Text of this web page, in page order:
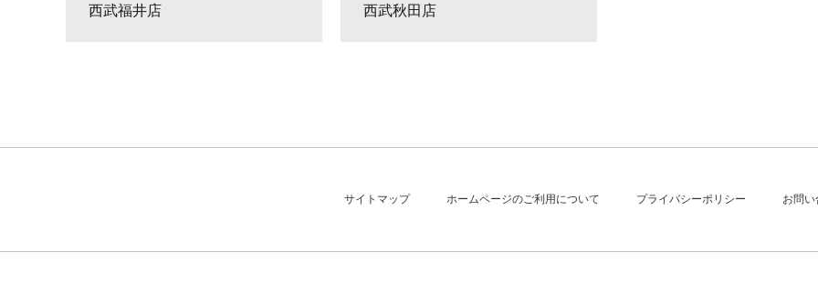
西武福井店 西武秋田店
サイトマップ ホームページのご利用について プライバシーポリシー お問